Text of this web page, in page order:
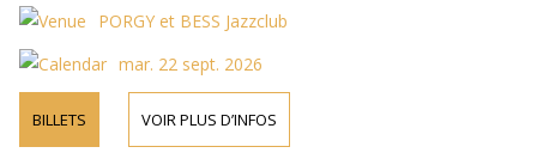
PORGY et BESS Jazzclub
mar. 22 sept. 2026
BILLETS VOIR PLUS D’INFOS